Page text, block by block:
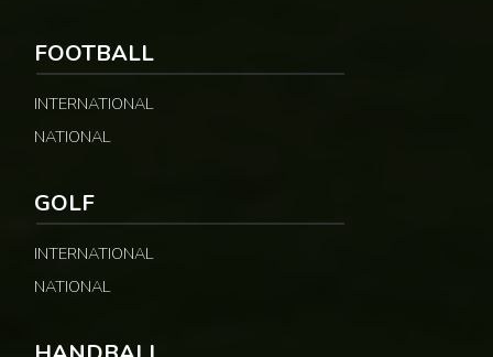
FOOTBALL
INTERNATIONAL
NATIONAL
GOLF
INTERNATIONAL
NATIONAL